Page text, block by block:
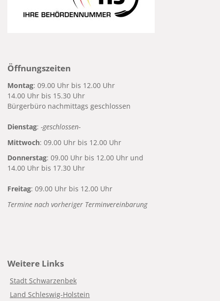
Öffnungszeiten
Montag: 09.00 Uhr bis 12.00 Uhr
14.00 Uhr bis 15.30 Uhr
Bürgerbüro nachmittags geschlossen
Dienstag: -geschlossen-
Mittwoch: 09.00 Uhr bis 12.00 Uhr
Donnerstag: 09.00 Uhr bis 12.00 Uhr und
14.00 Uhr bis 17.30 Uhr
Freitag: 09.00 Uhr bis 12.00 Uhr
Termine nach vorheriger Terminvereinbarung
Weitere Links
Stadt Schwarzenbek
Land Schleswig-Holstein